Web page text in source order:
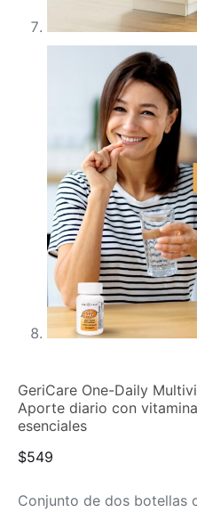
GeriCare One-Daily
Aporte diario con
esenciales
$549
Conjunto de dos botellas